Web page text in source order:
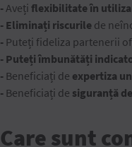
-Aveți flexibilitate în
- Eliminați riscurile de
- Puteți fideliza partenerii
- Puteți îmbunătăți
- Beneficiați de expertiza
- Beneficiați de siguranță
Care sunt